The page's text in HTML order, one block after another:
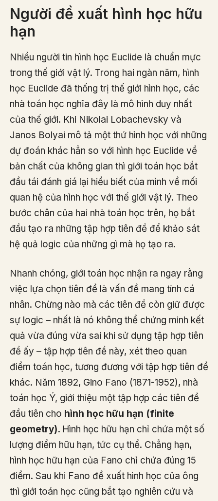
Người đề xuất hình học hữu
hạn
Nhiều người tin hình học Euclide là chuẩn mực
trong thế giới vật lý. Trong hai ngàn năm, hình
học Euclide đã thống trị thế giới hình học, các
nhà toán học nghĩa đây là mô hình duy nhất
của thế giới. Khi Nikolai Lobachevsky và
Janos Bolyai mô tả một thứ hình học với những
dự đoán khác hẳn so với hình học Euclide về
bản chất của không gian thì giới toán học bắt
đầu tái đánh giá lại hiểu biết của mình về mối
quan hệ của hình học với thế giới vật lý. Theo
bước chân của hai nhà toán học trên, họ bắt
đầu tạo ra những tập hợp tiên đề để khảo sát
hệ quả logic của những gì mà họ tạo ra.
Nhanh chóng, giới toán học nhận ra ngay rằng
việc lựa chọn tiên đề là vấn đề mang tính cá
nhân. Chừng nào mà các tiên đề còn giữ được
sự logic – nhất là nó không thể chứng minh kết
quả vừa đúng vừa sai khi sử dụng tập hợp tiên
đề ấy – tập hợp tiên đề này, xét theo quan
điểm toán học, tương đương với tập hợp tiên đề
khác. Năm 1892, Gino Fano (1871-1952), nhà
toán học Ý, giới thiệu một tập hợp các tiên đề
đầu tiên cho hình học hữu hạn (finite
geometry). Hình học hữu hạn chỉ chứa một số
lượng điểm hữu hạn, tức cụ thể. Chẳng hạn,
hình học hữu hạn của Fano chỉ chứa đúng 15
điểm. Sau khi Fano đề xuất hình học của ông
thì giới toán học cũng bắt tạo nghiên cứu và